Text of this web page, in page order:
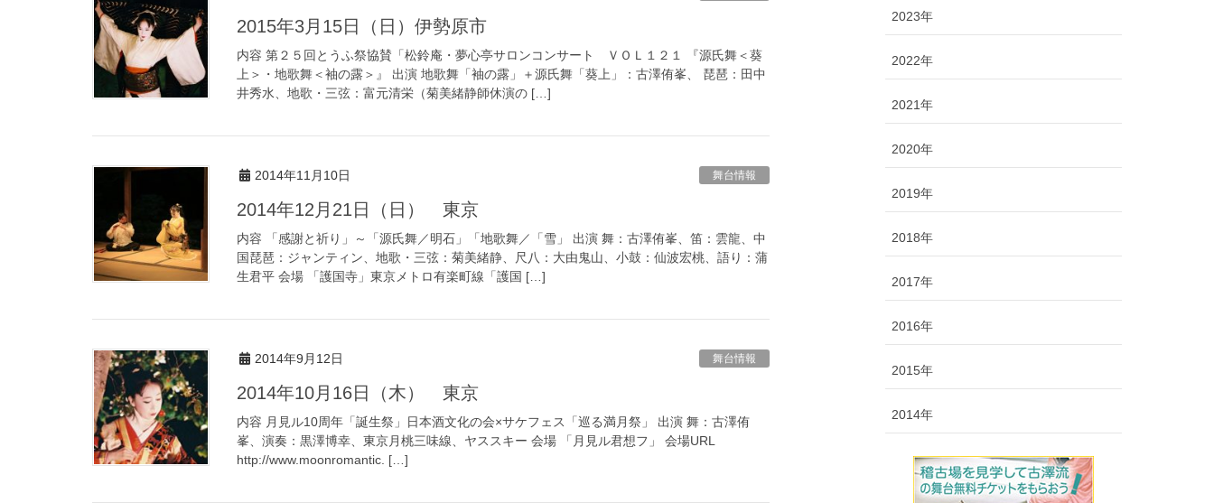
2015年3月15日（日）伊勢原市
内容 第２５回とうふ祭協賛「松鈴庵・夢心亭サロンコンサート ＶＯＬ１２１ 『源氏舞＜葵
上＞・地歌舞＜袖の露＞』 出演 地歌舞「袖の露」＋源氏舞「葵上」：古澤侑峯、 琵琶：田中
井秀水、地歌・三弦：富元清栄（菊美緒静師休演の […]
2014年11月10日 舞台情報
2014年12月21日（日） 東京
内容 「感謝と祈り」～「源氏舞／明石」「地歌舞／「雪」 出演 舞：古澤侑峯、笛：雲龍、中
国琵琶：ジャンティン、地歌・三弦：菊美緒静、尺八：大由鬼山、小鼓：仙波宏桃、語り：蒲
生君平 会場 「護国寺」東京メトロ有楽町線「護国 […]
2014年9月12日 舞台情報
2014年10月16日（木） 東京
内容 月見ル10周年「誕生祭」日本酒文化の会×サケフェス「巡る満月祭」 出演 舞：古澤侑
峯、演奏：黒澤博幸、東京月桃三味線、ヤススキー 会場 「月見ル君想フ」 会場URL
http://www.moonromantic. […]
2023年
2022年
2021年
2020年
2019年
2018年
2017年
2016年
2015年
2014年